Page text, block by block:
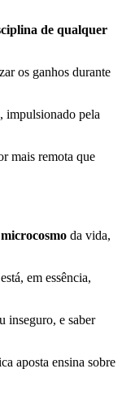
de qualquer
os ganhos durante
impulsionado pela
mais remota que
da vida,
em essência,
inseguro, e saber
aposta ensina sobre